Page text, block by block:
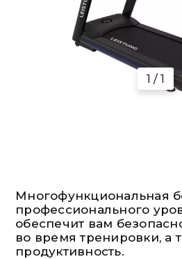
1 / 1
Многофункциональная
профессионального
обеспечит вам
во время тренировки, а
продуктивность.